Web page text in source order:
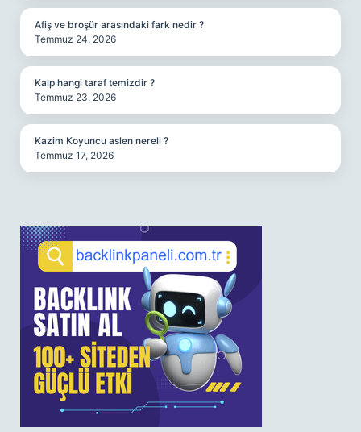
Afiş ve broşür arasındaki fark nedir ?
Temmuz 24, 2026
Kalp hangi taraf temizdir ?
Temmuz 23, 2026
Kazim Koyuncu aslen nereli ?
Temmuz 17, 2026